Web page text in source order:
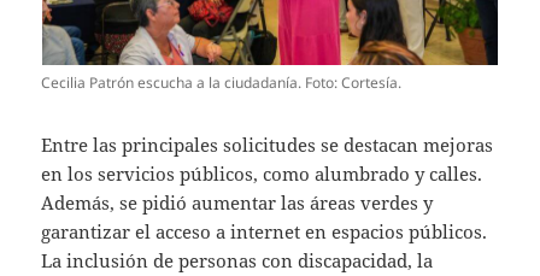
Cecilia Patrón escucha a la ciudadanía. Foto: Cortesía.
Entre las principales solicitudes se destacan mejoras
en los servicios públicos, como alumbrado y calles.
Además, se pidió aumentar las áreas verdes y
garantizar el acceso a internet en espacios públicos.
La inclusión de personas con discapacidad, la